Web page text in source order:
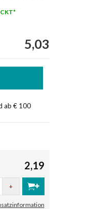
5,03
ab € 100
2,19
+